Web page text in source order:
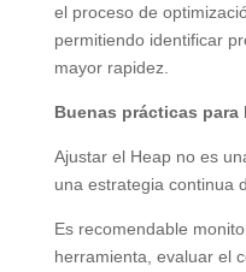
el proceso de
permitiendo identificar
mayor rapidez.
Buenas prácticas
Ajustar el Heap no es
una estrategia continua
Es recomendable
herramienta, evaluar el